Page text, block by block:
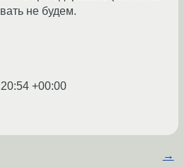
не будем.
+00:00
→